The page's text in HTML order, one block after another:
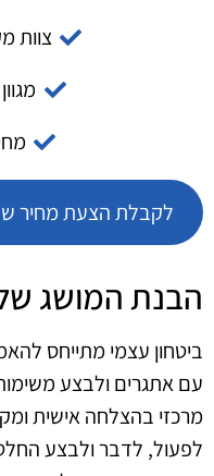
צוות
לקבלת הצעת מחיר
הבנת המושג
ביטחון עצמי מתייחס
עם אתגרים ולבצע
מרכזי בהצלחה אישית
לפעול, לדבר ולבצע